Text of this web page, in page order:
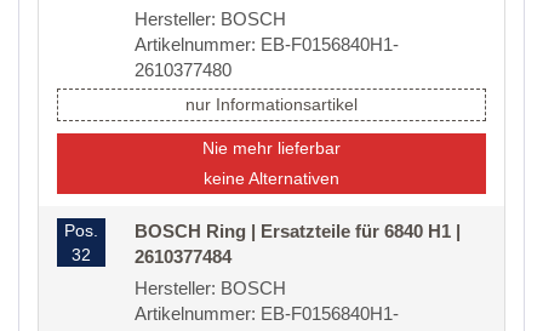
Hersteller: BOSCH
Artikelnummer: EB-F0156840H1-
2610377480
nur Informationsartikel
Nie mehr lieferbar
keine Alternativen
Pos.
32
BOSCH Ring | Ersatzteile für 6840 H1 |
2610377484
Hersteller: BOSCH
Artikelnummer: EB-F0156840H1-